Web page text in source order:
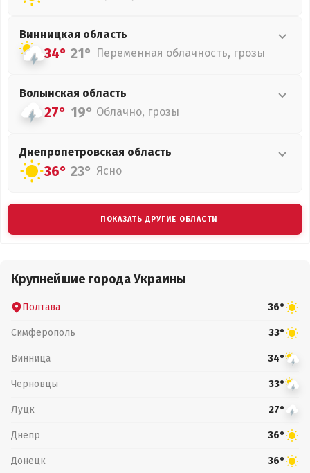
Винницкая область
34° 21° Переменная облачность, грозы
Волынская область
27° 19° Облачно, грозы
Днепропетровская область
36° 23° Ясно
ПОКАЗАТЬ ДРУГИЕ ОБЛАСТИ
Крупнейшие города Украины
Полтава 36°
Симферополь 33°
Винница 34°
Черновцы 33°
Луцк 27°
Днепр 36°
Донецк 36°